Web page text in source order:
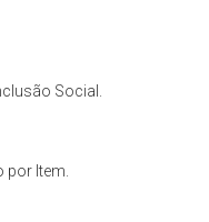
Social.
por Item.